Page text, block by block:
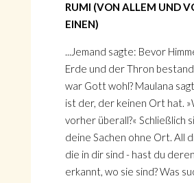
RUMI (VON ALLEM UND
EINEN)
...Jemand sagte: Bevor
Erde und der Thron
war Gott wohl? Maulana
ist der, der keinen Ort hat.
vorher überall?« Schließlich
deine Sachen ohne Ort. All
die in dir sind - hast du
erkannt, wo sie sind? Was